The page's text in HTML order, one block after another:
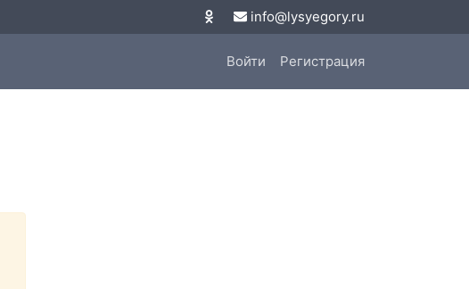
info@lysyegory.ru
Войти Регистрация